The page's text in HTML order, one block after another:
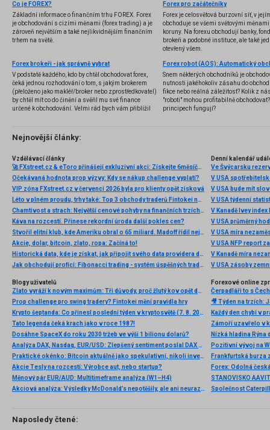
Co je FOREX?
Základní informace o finančním trhu FOREX. Forex
je obchodování s cizími měnami (forex trading) a je
zároveň největším a také nejlikvidnějším finančním
trhem na světě.
Forex pro začátečníky
Forex je celosvětová burzovní síť, v
obchoduje se všemi světovými
koruny. Na forexu obchodují banky,
brokeři a podobné instituce, ale také
otevřený všem.
Forex brokeři - jak správně vybrat
V podstatě každého, kdo by chtěl obchodovat forex,
čeká jednou rozhodování o tom, s jakým brokerem
(přeloženo jako makléř/broker nebo zprostředkovatel)
by chtěl mít co do činění a svěřil mu své finance
určené k obchodování. Velmi rád bych vám přiblížil
několik příkladů nejznámějších z nich.
Snem některých obchodníků je
nutnosti jakéhokoliv zásahu do
fikce nebo reálná záležitost? Kolik z
"roboti" mohou profitabilně
principech fungují?
Nejnovější články:
Vzdělávací články
🚀 FXstreet.cz & eToro přinášejí exkluzivní akci: Získejte 6měsíční členství ve VIP zóně ZDARMA
Očekávaná hodnota prop výzvy: Kdy se nákup challenge vyplatí?
VIP zóna FXstreet.cz v červenci 2026 byla pro klienty opět zisková
Léto v plném proudu, trhy také: Top 3 obchody traderů Fintokei na indexech a zlatě
Chamtivost a strach: Největší cenové pohyby na finančních trzích (červenec 2026)
Káva na rozcestí. Přinese rekordní úroda další pokles cen?
Stvořil elitní klub, kde Ameriku obral o 65 miliard. Madoff řídil největší Ponzi dějin
Akcie, dolar, bitcoin, zlato, ropa: Začíná to!
Historická data, kde je získat, jak připojit svého data providera do MultiCharts a proč je budeme potřebovat? (4. díl)
Jak obchodují profíci: Fibonacci trading - systém úspěšných traderů
Denní kalendář
Ve Švýcarsku
V USA
V USA bude mít
V USA týdenní
V Kanadě Ivey index
V USA průměrný
V USA míra
V USA NFP report
V Kanadě míra
V USA zásoby
Blogy uživatelů
Zlato vyráží k novým maximům: Tři důvody, proč žlutý kov opět dominuje
Prop challenge pro swing tradery? Fintokei mění pravidla hry
Krypto šeptanda: Co přinesl poslední týden v kryptosvětě (7. 8. 2026)
Tato legenda čeká krach jako v roce 1987!
Dosáhne SpaceX do roku 2030 tržeb ve výši 1 bilionu dolarů?
Analýza DAX, Nasdaq, EUR/USD: Zlepšený sentiment poslal DAX na nová maxima
Praktické okénko: Bitcoin aktuálně jako spekulativní, nikoli investiční aktivum
Akcie Tesly na rozcestí: Výrobce aut, nebo startup?
Měnový pár EUR/AUD: Multitimeframe analýza (W1–H4)
Akciová analýza: Výsledky McDonald’s nepotěšily, ale ani neurazily. Jakou vizi společnost prezentovala?
Forexové online
Nízká hladina
Pozitivní vývoj na
Frankfurtská burza
Naposledy čtené: